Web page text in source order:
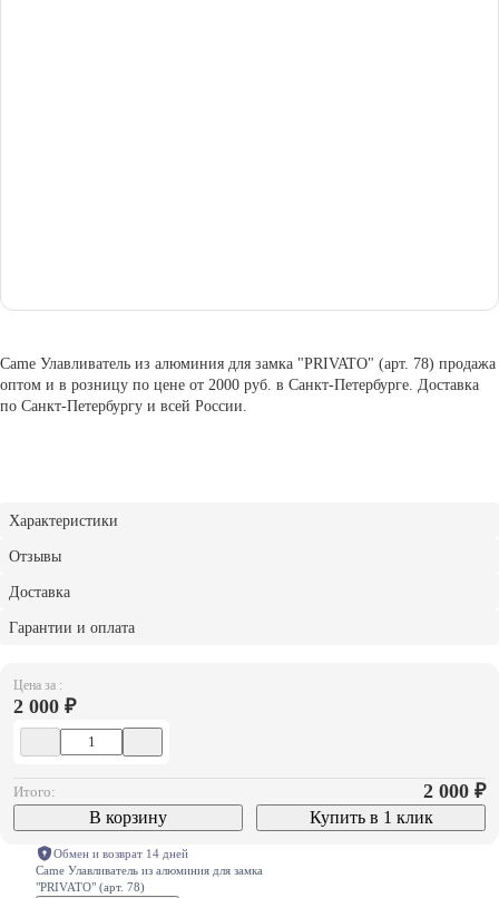
Цена за :
2 000 ₽
Итого: 2 000 ₽
В корзину Купить в 1 клик
Обмен и возврат 14 дней
Came Улавливатель из алюминия для замка
"PRIVATO" (арт. 78)
Came Улавливатель из алюминия для замка "PRIVATO" (арт. 78) продажа
оптом и в розницу по цене от 2000 руб. в Санкт-Петербурге. Доставка
по Санкт-Петербургу и всей России.
Характеристики
Отзывы
Доставка
Гарантии и оплата